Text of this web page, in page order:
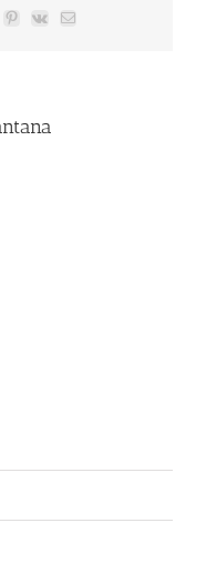
Pinterest
Vk Email